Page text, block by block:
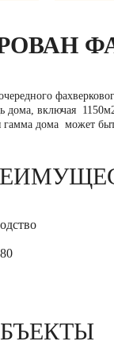
включая
гамма дома может